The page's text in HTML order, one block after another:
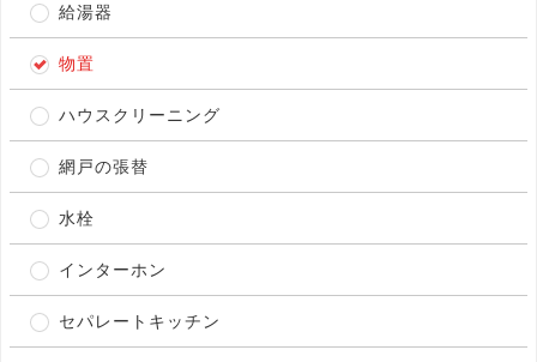
給湯器
物置
ハウスクリーニング
網戸の張替
水栓
インターホン
セパレートキッチン